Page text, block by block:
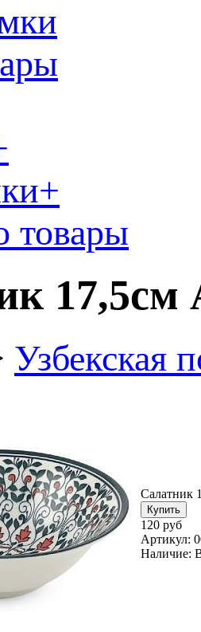
товары
17,5см
Узбекская
Салатник
120 руб
Артикул:
Наличие: